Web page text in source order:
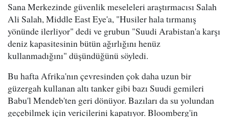
Sana Merkezinde güvenlik meseleleri araştırmacısı Salah
Ali Salah, Middle East Eye'a, "Husiler hala tırmanış
yönünde ilerliyor" dedi ve grubun "Suudi Arabistan'a karşı
deniz kapasitesinin bütün ağırlığını henüz
kullanmadığını" düşündüğünü söyledi.
Bu hafta Afrika'nın çevresinden çok daha uzun bir
güzergah kullanan altı tanker gibi bazı Suudi gemileri
Babu'l Mendeb'ten geri dönüyor. Bazıları da su yolundan
geçebilmek için vericilerini kapatıyor. Bloomberg'in